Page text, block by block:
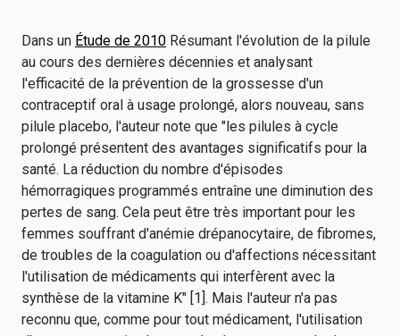
Dans un Étude de 2010 Résumant l'évolution de la pilule
au cours des dernières décennies et analysant
l'efficacité de la prévention de la grossesse d'un
contraceptif oral à usage prolongé, alors nouveau, sans
pilule placebo, l'auteur note que "les pilules à cycle
prolongé présentent des avantages significatifs pour la
santé. La réduction du nombre d'épisodes
hémorragiques programmés entraîne une diminution des
pertes de sang. Cela peut être très important pour les
femmes souffrant d'anémie drépanocytaire, de fibromes,
de troubles de la coagulation ou d'affections nécessitant
l'utilisation de médicaments qui interfèrent avec la
synthèse de la vitamine K" [1]. Mais l'auteur n'a pas
reconnu que, comme pour tout médicament, l'utilisation